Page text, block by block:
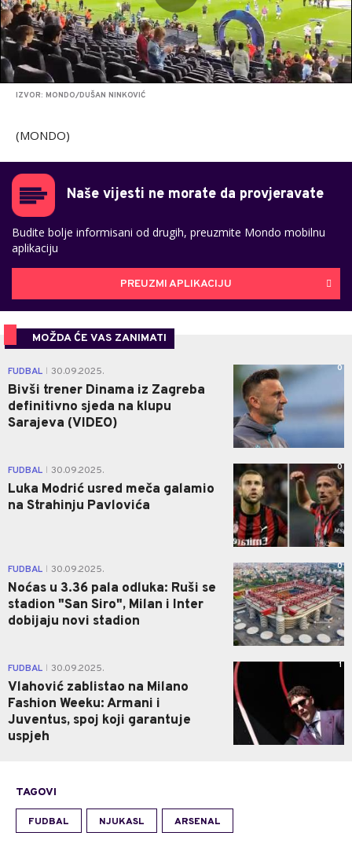
IZVOR: MONDO/DUŠAN NINKOVIĆ
(MONDO)
Naše vijesti ne morate da provjeravate
Budite bolje informisani od drugih, preuzmite Mondo mobilnu
aplikaciju
PREUZMI APLIKACIJU
MOŽDA ĆE VAS ZANIMATI
FUDBAL 30.09.2025.
Bivši trener Dinama iz Zagreba
definitivno sjeda na klupu
Sarajeva (VIDEO)
0
FUDBAL 30.09.2025.
Luka Modrić usred meča galamio
na Strahinju Pavlovića
0
FUDBAL 30.09.2025.
Noćas u 3.36 pala odluka: Ruši se
stadion "San Siro", Milan i Inter
dobijaju novi stadion
0
FUDBAL 30.09.2025.
Vlahović zablistao na Milano
Fashion Weeku: Armani i
Juventus, spoj koji garantuje
uspjeh
1
TAGOVI
FUDBAL NJUKASL ARSENAL